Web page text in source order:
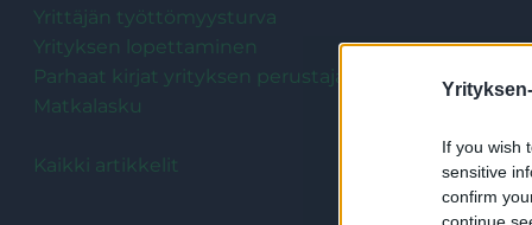
If you wish
sensitive
confirm
Yrittäjän työttömyysturva
Yrityksen lopettaminen
Parhaat kirjat yrityksen perustajalle
Matkalasku
Kaikki artikkelit